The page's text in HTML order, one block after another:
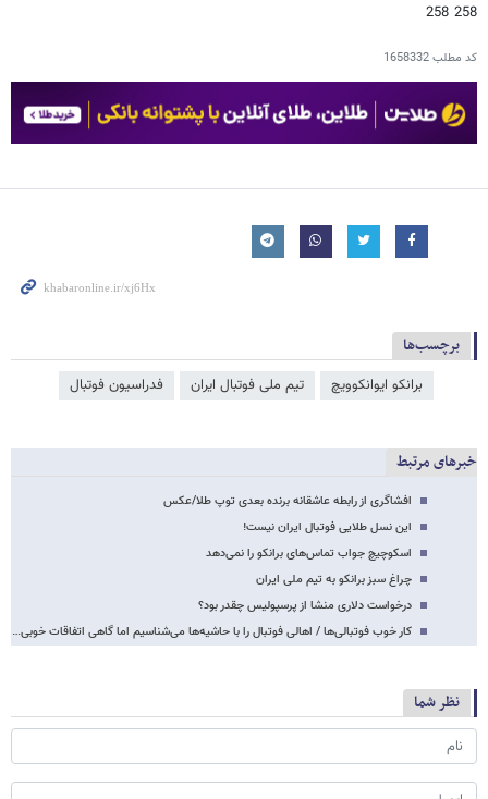
258 258
کد مطلب1658332
برچسب‌ها
برانکو ایوانکوویچ تیم ملی فوتبال ایران فدراسیون فوتبال
خبرهای مرتبط
افشاگری از رابطه عاشقانه برنده بعدی توپ طلا/عکس
این نسل طلایی فوتبال ایران نیست!
اسکوچیچ جواب تماس‌های برانکو را نمی‌دهد
چراغ سبز برانکو به تیم ملی ایران
درخواست دلاری منشا از پرسپولیس چقدر بود؟
کار خوب فوتبالی‌ها / اهالی فوتبال را با حاشیه‌ها می‌شناسیم اما گاهی اتفاقات خوبی…
نظر شما